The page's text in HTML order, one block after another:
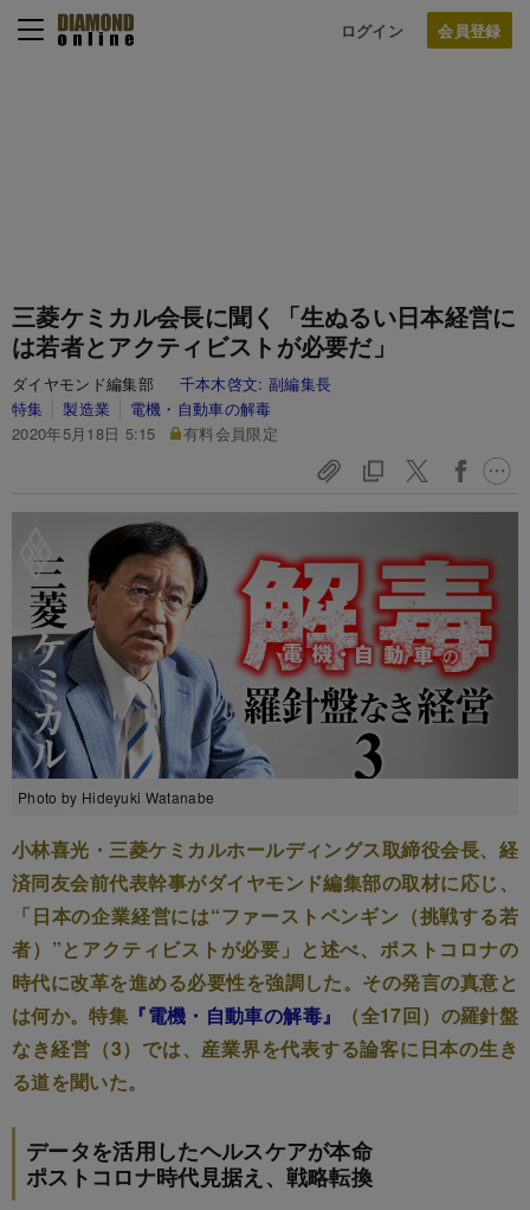
ログイン
三菱ケミカル会長に聞く「生ぬるい日本経営に
は若者とアクティビストが必要だ」
ダイヤモンド編集部 千本木啓文:副編集長
特集
製造業
電機・自動車の解毒
2020年5月18日 5:15
有料会員限定
Photo by Hideyuki Watanabe
小林喜光・三菱ケミカルホールディングス取締役会長、経
済同友会前代表幹事がダイヤモンド編集部の取材に応じ、
「日本の企業経営には“ファーストペンギン（挑戦する若
者）”とアクティビストが必要」と述べ、ポストコロナの
時代に改革を進める必要性を強調した。その発言の真意と
は何か。特集 『電機・自動車の解毒』
（全17回）の羅針盤
なき経営（3）では、産業界を代表する論客に日本の生き
る道を聞いた。
データを活用したヘルスケアが本命
ポストコロナ時代見据え、戦略転換